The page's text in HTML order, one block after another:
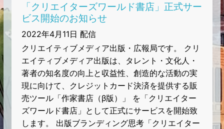
「クリエイターズワールド書店」正式サー
ビス開始のお知らせ
2022年4月11日 配信
クリエイティブメディア出版・広報局です。 クリ
エイティブメディア出版は、タレント・文化人・
著者の知名度の向上と収益性、創造的な活動の実
現に向けて、クレジットカード決済を提供する販
売ツール「作家書店（β版）」 を「クリエイター
ズワールド書店」として正式にサービスを開始致
します。 出版ブランディング思考「クリエイター